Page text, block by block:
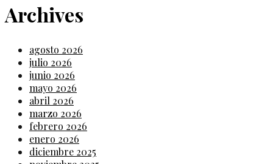
Archives
agosto 2026
julio 2026
junio 2026
mayo 2026
abril 2026
marzo 2026
febrero 2026
enero 2026
diciembre 2025